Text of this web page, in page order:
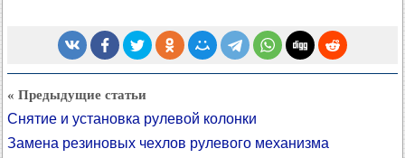
« Предыдущие статьи
Снятие и установка рулевой колонки
Замена резиновых чехлов рулевого механизма